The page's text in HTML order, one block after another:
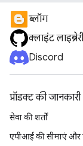
ब्लॉग
क्लाइंट लाइब्रेरी
Discord
प्रॉडक्ट की जानकारी
सेवा की शर्तों
एपीआई की सीमाएं और